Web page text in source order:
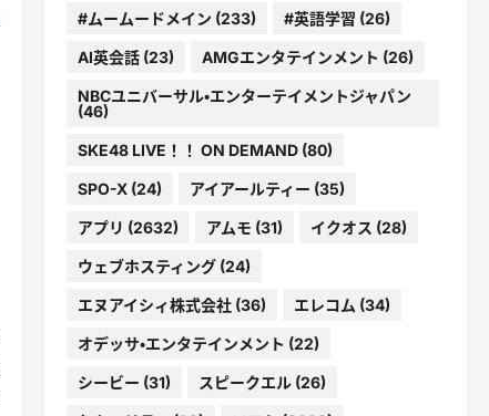
#ムームードメイン (233) #英語学習 (26)
AI英会話(23) AMGエンタテインメント (26)
NBCユニバーサル・エンターテイメントジャパン
(46)
SKE48 LIVE！！ ON DEMAND(80)
SPO-X(24) アイアールティー (35)
アプリ (2632) アムモ (31) イクオス (28)
ウェブホスティング(24)
エヌアイシィ株式会社(36) エレコム (34)
オデッサ・エンタテインメント (22)
シービー (31) スピークエル(26)